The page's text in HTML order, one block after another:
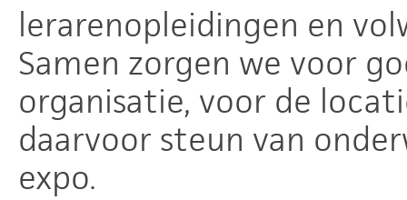
lerarenopleidingen en
Samen zorgen we voor
organisatie, voor de
daarvoor steun van
expo.